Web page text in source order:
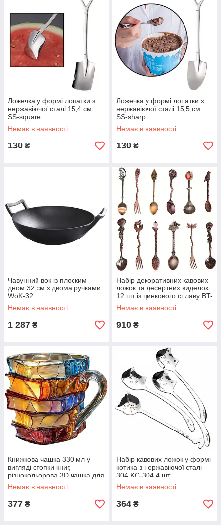
Ложечка у формі лопатки з
нержавіючої сталі 15,4 см
SS-square
Немає в наявності
130 ₴
Ложечка у формі лопатки з
нержавіючої сталі 15,5 см
SS-sharp
Немає в наявності
130 ₴
Чавунний вок із плоским
дном 32 см з двома ручками
WoK-32
Немає в наявності
1 287 ₴
Набір декоративних кавових
ложок та десертних виделок
12 шт із цинкового сплаву BT-
12
Немає в наявності
910 ₴
Книжкова чашка 330 мл у
вигляді стопки книг,
різнокольорова 3D чашка для
кави та чаю BS-11
Немає в наявності
377 ₴
Набір кавових ложок у формі
котика з нержавіючої сталі
304 KC-304 4 шт
Немає в наявності
364 ₴